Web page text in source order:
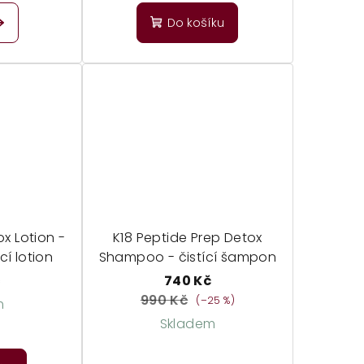
Do košíku
Lotion -
lotion
K18 Peptide Prep Detox
Shampoo - čistící šampon
740 Kč
990 Kč
(–25 %)
Skladem